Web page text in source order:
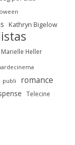
Kathryn Bigelow
Marielle Heller
publi romance
Telecine